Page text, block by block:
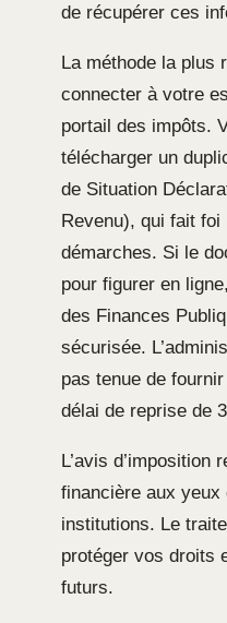
de récupérer ces
La méthode la plus
connecter à votre
portail des impôts.
télécharger un
de Situation
Revenu), qui fait foi
démarches. Si le
pour figurer en
des Finances
sécurisée.
pas tenue de
délai de reprise de
L’avis d’imposition
financière aux yeux
institutions. Le
protéger vos droits
futurs.